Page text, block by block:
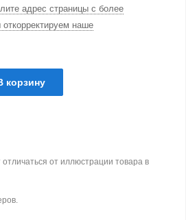
адрес страницы с более
наше
корзину
от иллюстрации товара в